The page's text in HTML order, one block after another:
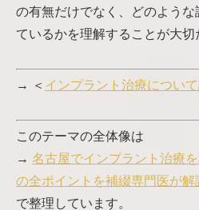
の有無だけでなく、どのよう
ているかを理解することが大切
→ ＜ インプラント治療につい
このテーマの全体像は
→ 名古屋でインプラント治療
の全ポイントを補綴専門医が解
で整理しています。